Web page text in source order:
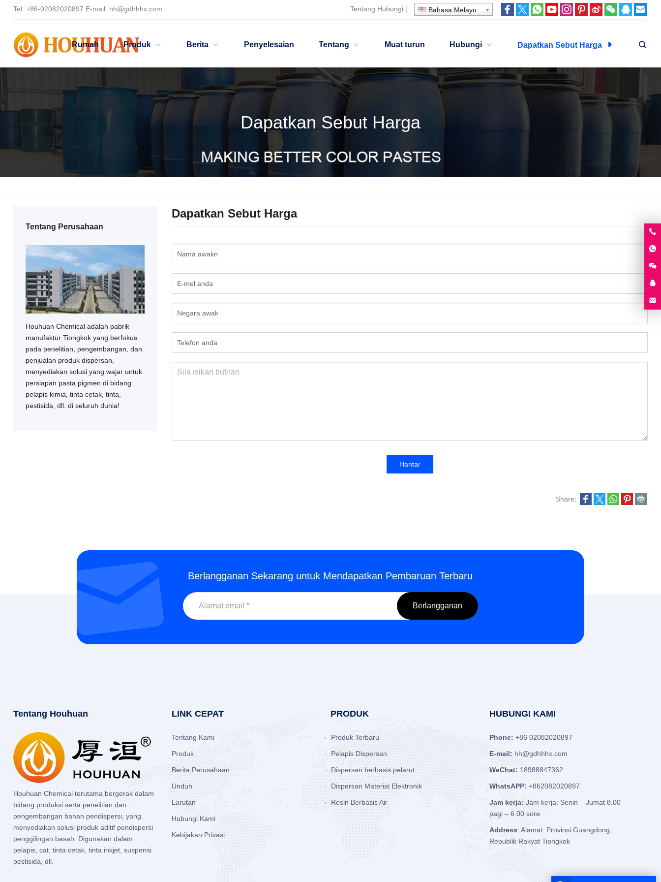
Tel: +86-02082020897 E-mail: hh@gdhhhx.com Tentang Hubungi | Bahasa Melayu
Rumah Produk Berita Penyelesaian Tentang Muat turun Hubungi Dapatkan Sebut Harga
Dapatkan Sebut Harga
Dapatkan Sebut Harga
Hantar
Share:
Tentang Perusahaan
Houhuan Chemical adalah pabrik
manufaktur Tiongkok yang berfokus
pada penelitian, pengembangan, dan
penjualan produk dispersan,
menyediakan solusi yang wajar untuk
persiapan pasta pigmen di bidang
pelapis kimia, tinta cetak, tinta,
pestisida, dll. di seluruh dunia!
Berlangganan Sekarang untuk Mendapatkan Pembaruan Terbaru
Tentang Houhuan
Houhuan Chemical terutama bergerak dalam
bidang produksi serta penelitian dan
pengembangan bahan pendispersi, yang
menyediakan solusi produk aditif pendispersi
penggilingan basah. Digunakan dalam
pelapis, cat, tinta cetak, tinta inkjet, suspensi
pestisida, dll.
LINK CEPAT
Tentang Kami
Produk
Berita Perusahaan
Unduh
Larutan
Hubungi Kami
Kebijakan Privasi
PRODUK
Produk Terbaru
Pelapis Dispersan
Dispersan berbasis pelarut
Dispersan Material Elektronik
Resin Berbasis Air
HUBUNGI KAMI
Phone: +86 02082020897
E-mail: hh@gdhhhx.com
WeChat: 18988847362
WhatsAPP: +862082020897
Jam kerja: Jam kerja: Senin – Jumat 8.00
pagi – 6.00 sore
Address: Alamat: Provinsi Guangdong,
Republik Rakyat Tiongkok